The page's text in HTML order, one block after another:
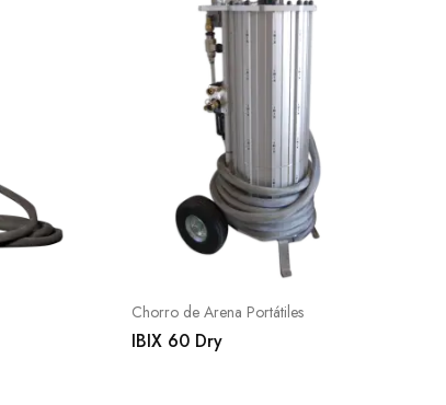
Chorro de Arena Portátiles
IBIX 60 Dry